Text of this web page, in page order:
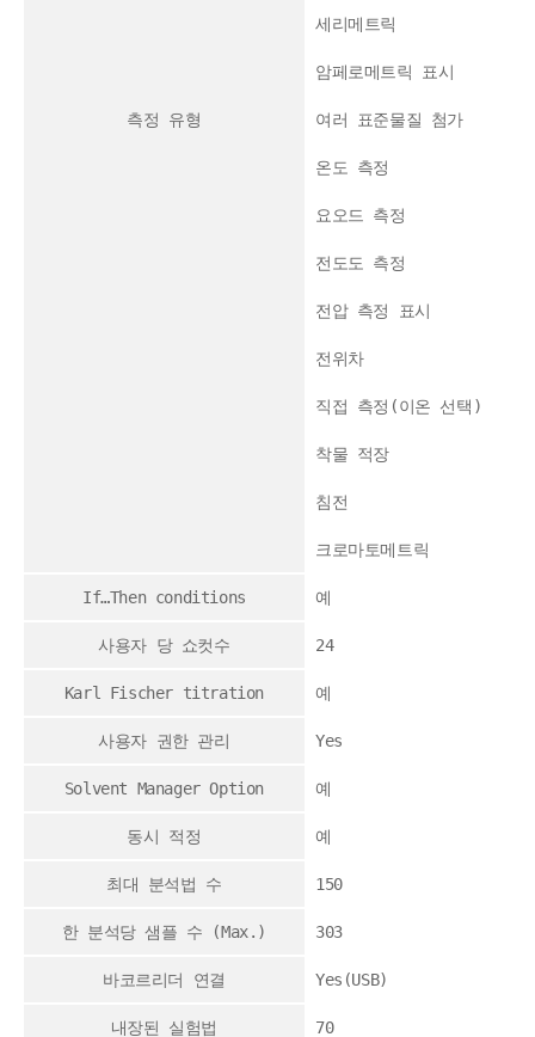
측정 유형
세리메트릭
암페로메트릭 표시
여러 표준물질 첨가
온도 측정
요오드 측정
전도도 측정
전압 측정 표시
전위차
직접 측정(이온 선택)
착물 적장
침전
크로마토메트릭
If…Then conditions 예
사용자 당 쇼컷수 24
Karl Fischer titration 예
사용자 권한 관리 Yes
Solvent Manager Option 예
동시 적정 예
최대 분석법 수 150
한 분석당 샘플 수 (Max.) 303
바코르리더 연결 Yes(USB)
내장된 실험법 70